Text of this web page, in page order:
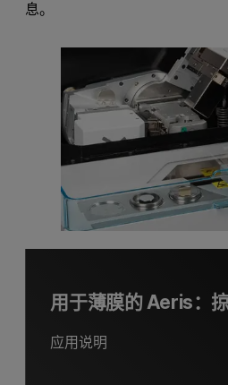
息。
用于薄膜的 Aeris：
应用说明